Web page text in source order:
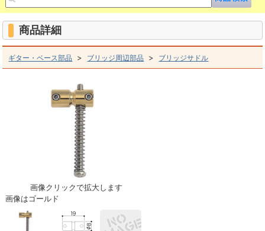
商品詳細
ギター・ベース部品 > ブリッジ周辺部品 > ブリッジサドル
画像クリックで拡大します
画像はゴールド